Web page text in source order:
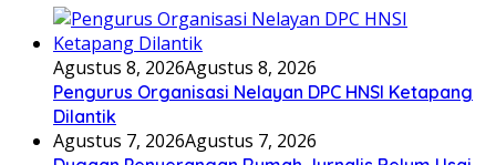
Agustus 8, 2026Agustus 8, 2026
Pengurus Organisasi Nelayan DPC HNSI Ketapang
Dilantik
Agustus 7, 2026Agustus 7, 2026